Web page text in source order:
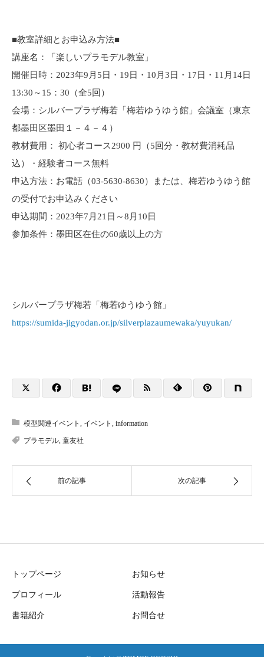
■教室詳細とお申込み方法■
講座名：「楽しいプラモデル教室」
開催日時：2023年9月5日・19日・10月3日・17日・11月14日
13:30～15：30（全5回）
会場：シルバープラザ梅若「梅若ゆうゆう館」会議室（東京
都墨田区墨田１－４－４）
教材費用： 初心者コース2900 円（5回分・教材費消耗品
込）・経験者コース無料
申込方法：お電話（03-5630-8630）または、梅若ゆうゆう館
の受付でお申込みください
申込期間：2023年7月21日～8月10日
参加条件：墨田区在住の60歳以上の方
シルバープラザ梅若「梅若ゆうゆう館」
https://sumida-jigyodan.or.jp/silverplazaumewaka/yuyukan/
模型関連イベント , イベント , information
プラモデル, 童友社
前の記事 次の記事
トップページ お知らせ
プロフィール 活動報告
書籍紹介 お問合せ